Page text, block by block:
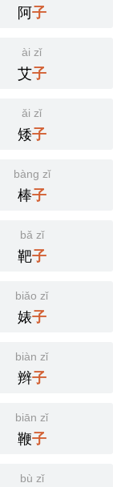
阿子
ài zǐ
艾子
ǎi zǐ
矮子
bàng zǐ
棒子
bǎ zǐ
靶子
biǎo zǐ
婊子
biàn zǐ
辫子
biān zǐ
鞭子
bù zǐ